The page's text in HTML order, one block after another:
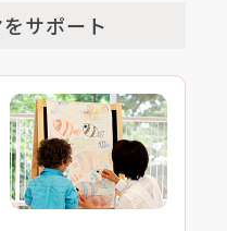
サポート